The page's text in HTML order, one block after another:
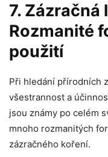
7. Zázračná
Rozmanité
použití
Při hledání⁤ přírodních
všestrannost a
jsou známy po celém
mnoho rozmanitých⁢
zázračného koření.⁢